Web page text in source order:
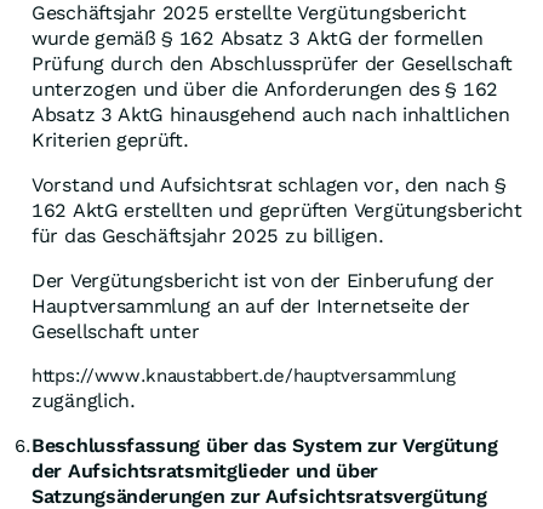
Geschäftsjahr 2025 erstellte Vergütungsbericht
wurde gemäß § 162 Absatz 3 AktG der formellen
Prüfung durch den Abschlussprüfer der Gesellschaft
unterzogen und über die Anforderungen des § 162
Absatz 3 AktG hinausgehend auch nach inhaltlichen
Kriterien geprüft.
Vorstand und Aufsichtsrat schlagen vor, den nach §
162 AktG erstellten und geprüften Vergütungsbericht
für das Geschäftsjahr 2025 zu billigen.
Der Vergütungsbericht ist von der Einberufung der
Hauptversammlung an auf der Internetseite der
Gesellschaft unter
https://www.knaustabbert.de/hauptversammlung
zugänglich.
6.Beschlussfassung über das System zur Vergütung
der Aufsichtsratsmitglieder und über
Satzungsänderungen zur Aufsichtsratsvergütung